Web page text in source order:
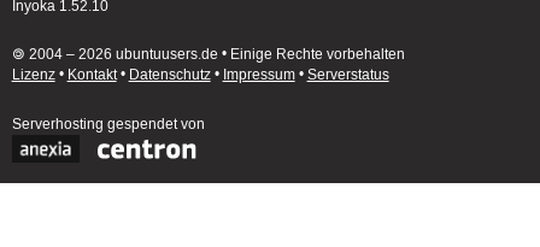
Inyoka 1.52.10
🄯 2004 – 2026 ubuntuusers.de • Einige Rechte vorbehalten
Lizenz• Kontakt• Datenschutz• Impressum• Serverstatus
Serverhosting gespendet von